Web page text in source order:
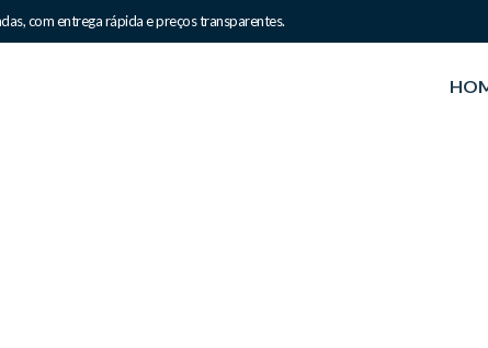
com entrega rápida e preços transparentes.